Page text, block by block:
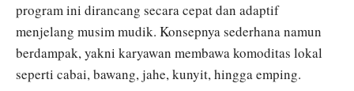
program ini dirancang secara cepat dan adaptif
menjelang musim mudik. Konsepnya sederhana namun
berdampak, yakni karyawan membawa komoditas lokal
seperti cabai, bawang, jahe, kunyit, hingga emping.